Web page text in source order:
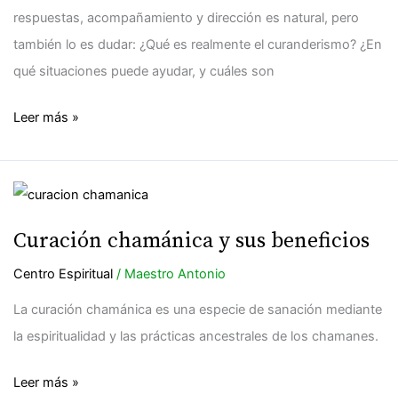
respuestas, acompañamiento y dirección es natural, pero
también lo es dudar: ¿Qué es realmente el curanderismo? ¿En
qué situaciones puede ayudar, y cuáles son
Leer más »
Curación chamánica y sus beneficios
Centro Espiritual/ Maestro Antonio
La curación chamánica es una especie de sanación mediante
la espiritualidad y las prácticas ancestrales de los chamanes.
Curación
y
sus
beneficios
Leer más »